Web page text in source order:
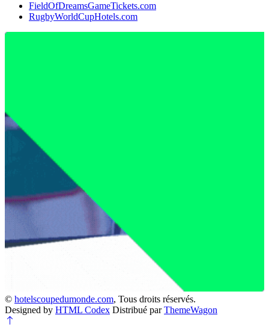
FieldOfDreamsGameTickets.com
RugbyWorldCupHotels.com
© hotelscoupedumonde.com, Tous droits réservés.
Designed by HTML Codex Distribué parThemeWagon